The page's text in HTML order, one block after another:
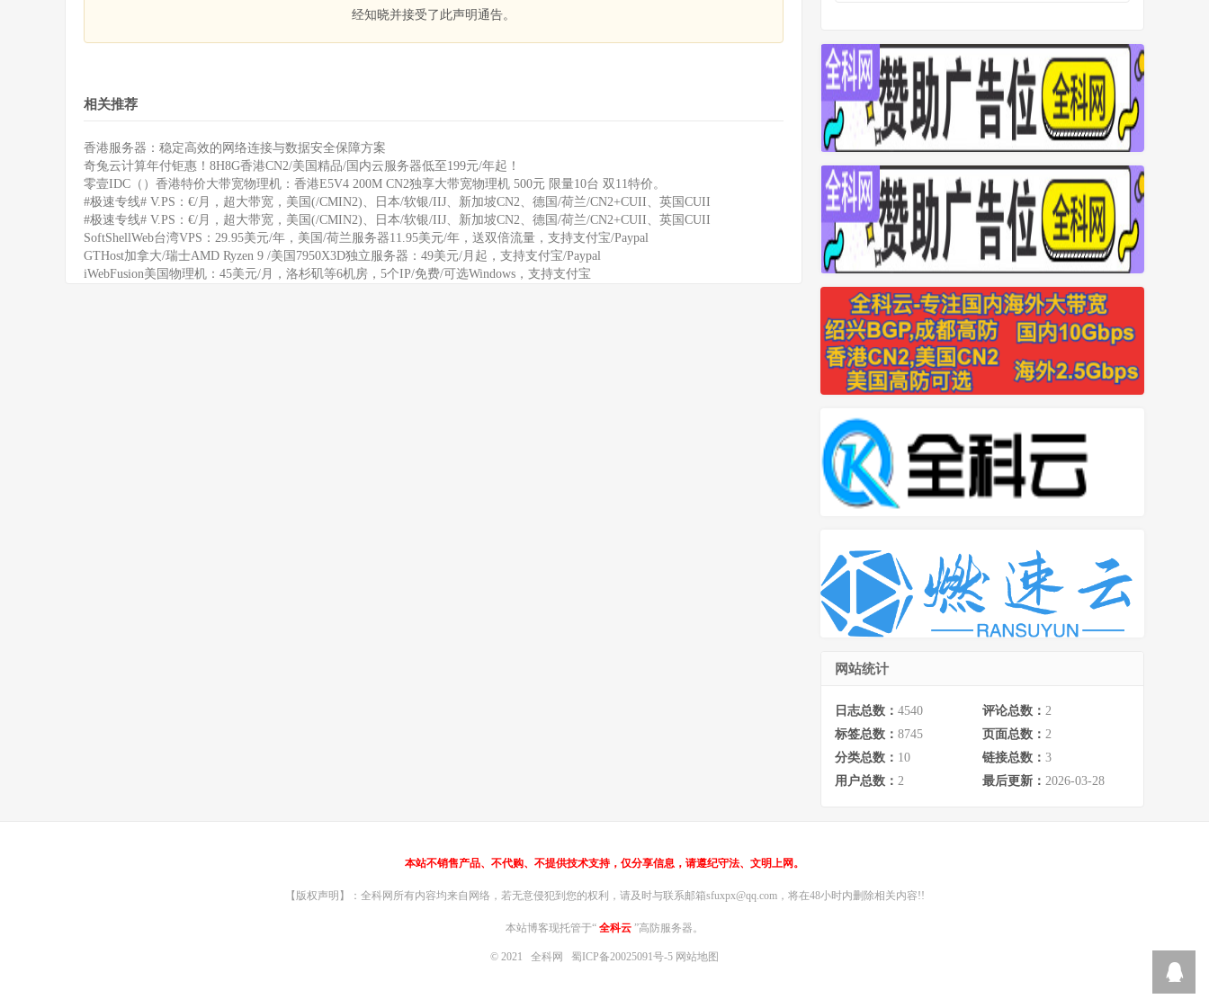
经知晓并接受了此声明通告。
相关推荐
香港服务器：稳定高效的网络连接与数据安全保障方案
奇兔云计算年付钜惠！8H8G香港CN2/美国精品/国内云服务器低至199元/年起！
零壹IDC（）香港特价大带宽物理机：香港E5V4 200M CN2独享大带宽物理机 500元 限量10台 双11特价。
#极速专线# V.PS：€/月，超大带宽，美国(/CMIN2)、日本/软银/IIJ、新加坡CN2、德国/荷兰/CN2+CUII、英国CUII
#极速专线# V.PS：€/月，超大带宽，美国(/CMIN2)、日本/软银/IIJ、新加坡CN2、德国/荷兰/CN2+CUII、英国CUII
SoftShellWeb台湾VPS：29.95美元/年，美国/荷兰服务器11.95美元/年，送双倍流量，支持支付宝/Paypal
GTHost加拿大/瑞士AMD Ryzen 9 /美国7950X3D独立服务器：49美元/月起，支持支付宝/Paypal
iWebFusion美国物理机：45美元/月，洛杉矶等6机房，5个IP/免费/可选Windows，支持支付宝
网站统计
日志总数： 4540 评论总数： 2
标签总数： 8745 页面总数： 2
分类总数： 10 链接总数： 3
用户总数： 2 最后更新： 2026-03-28
本站不销售产品、不代购、不提供技术支持，仅分享信息，请遵纪守法、文明上网。
【版权声明】：全科网所有内容均来自网络，若无意侵犯到您的权利，请及时与联系邮箱sfuxpx@qq.com，将在48小时内删除相关内容!!
本站博客现托管于“ 全科云 ”高防服务器。
© 2021 全科网 蜀ICP备20025091号-5 网站地图